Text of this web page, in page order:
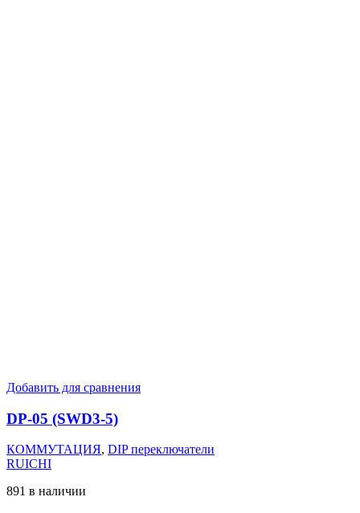
Добавить для сравнения
DP-05 (SWD3-5)
КОММУТАЦИЯ, DIP переключатели
RUICHI
891 в наличии